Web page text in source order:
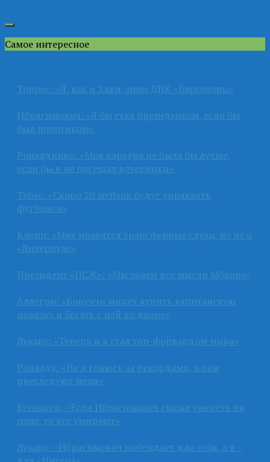
Самое интересное
Торрес: «Я, как и Хави, знаю ДНК «Барселоны»
Ибрагимович: «Я бы стал президентом, если бы
был политиком»
Роналдиньо: «Моя карьера не была бы лучше,
если бы я не посещал вечеринки»
Тебас: «Скоро 20 шейхов будут управлять
футболом»
Клопп: «Мне нравятся трансферные слухи, но не о
«Ливерпуле»
Президент «ПСЖ»: «Мы знаем все мысли Мбаппе»
Аллегри: «Бонуччи может купить капитанскую
повязку и бегать с ней во дворе»
Лукаку: «Теперь и я стал топ-форвардом мира»
Роналду: «Не я гонюсь за рекордами, а они
преследуют меня»
Беннасер: «Если Ибрагимович сказал умереть на
поле, то все умирают»
Лукаку: «Ибрагимович побеждает для себя, а я –